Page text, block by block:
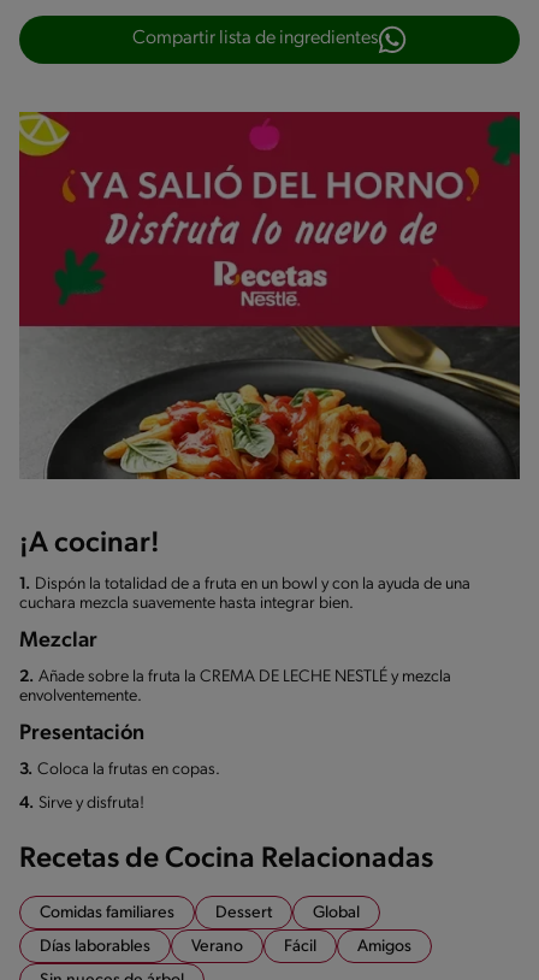
Compartir lista de ingredientes
¡A cocinar!
1. Dispón la totalidad de a fruta en un bowl y con la ayuda de una
cuchara mezcla suavemente hasta integrar bien.
Mezclar
2. Añade sobre la fruta la CREMA DE LECHE NESTLÉ y mezcla
envolventemente.
Presentación
3. Coloca la frutas en copas.
4. Sirve y disfruta!
Recetas de Cocina Relacionadas
Comidas familiares Dessert
Global
Días laborables
Verano Fácil
Amigos